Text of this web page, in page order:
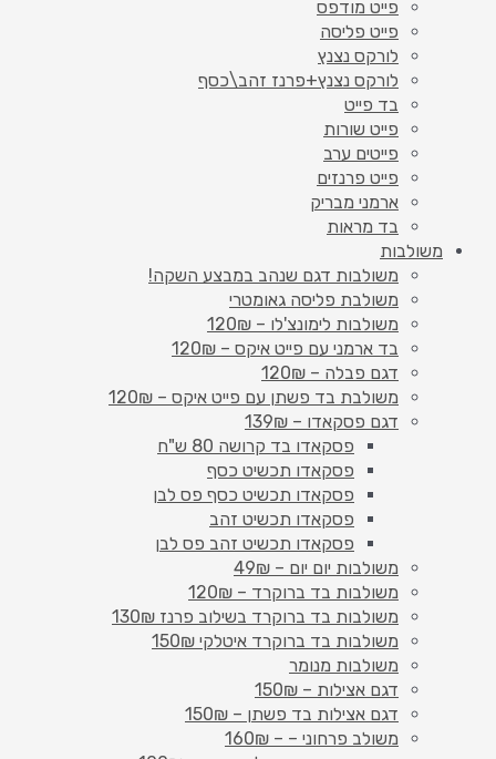
פייט מודפס
פייט פליסה
לורקס נצנץ
לורקס נצנץ+פרנז זהב\כסף
בד פייט
פייט שורות
פייטים ערב
פייט פרנזים
ארמני מבריק
בד מראות
משולבות
משולבות דגם שנהב במבצע השקה!
משולבת פליסה גאומטרי
משולבות לימונצ'לו – 120₪
בד ארמני עם פייט איקס – 120₪
דגם פבלה – 120₪
משולבת בד פשתן עם פייט איקס – 120₪
דגם פסקאדו – 139₪
פסקאדו בד קרושה 80 ש"ח
פסקאדו תכשיט כסף
פסקאדו תכשיט כסף פס לבן
פסקאדו תכשיט זהב
פסקאדו תכשיט זהב פס לבן
משולבות יום יום – 49₪
משולבות בד ברוקרד – 120₪
משולבות בד ברוקרד בשילוב פרנז 130₪
משולבות בד ברוקרד איטלקי 150₪
משולבות מנומר
דגם אצילות – 150₪
דגם אצילות בד פשתן – 150₪
משולב פרחוני – – 160₪